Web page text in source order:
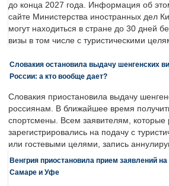
до конца 2027 года. Информация об
сайте Министерства иностранных дел
могут находиться в стране до 30 дней
визы в том числе с туристическими
Словакия остановила выдачу шенгенских
России: а кто вообще дает?
Словакия приостановила выдачу
россиянам. В ближайшее время
спортсмены. Всем заявителям, которые
зарегистрировались на подачу с
или гостевыми целями, запись
Венгрия приостановила прием заявлений
Самаре и Уфе